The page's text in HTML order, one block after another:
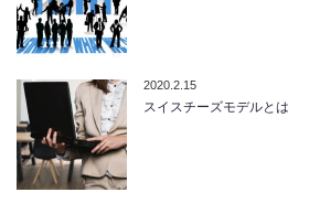
2020.2.15
スイスチーズモデルとは